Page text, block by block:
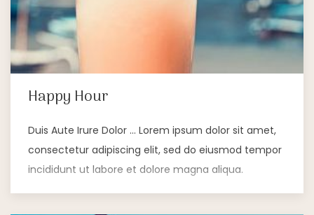
Happy Hour
Duis Aute Irure Dolor … Lorem ipsum dolor sit amet,
consectetur adipiscing elit, sed do eiusmod tempor
incididunt ut labore et dolore magna aliqua.